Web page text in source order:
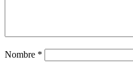
Nombre *